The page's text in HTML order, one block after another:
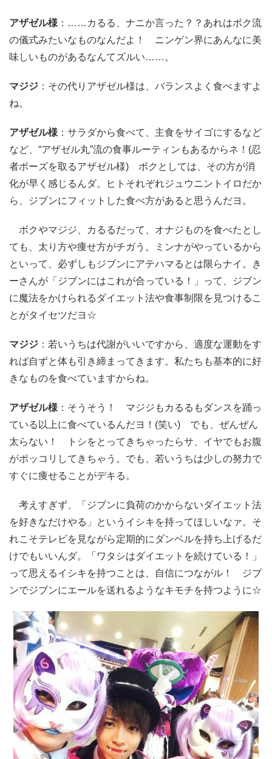
アザゼル様 ：……カるる、ナニか言った？？あれはボク流
の儀式みたいなものなんだよ！ ニンゲン界にあんなに美
味しいものがあるなんてズルい……。
マジジ ：その代りアザゼル様は、バランスよく食べますよ
ね。
アザゼル様 ：サラダから食べて、主食をサイゴにするなど
など、“アザゼル丸”流の食事ルーティンもあるからネ！(忍
者ポーズを取るアザゼル様) ボクとしては、その方が消
化が早く感じるんダ。ヒトそれぞれジュウニントイロだか
ら、ジブンにフィットした食べ方があると思うんだヨ。
ボクやマジジ、カるるだって、オナジものを食べたとし
ても、太り方や痩せ方がチガう。ミンナがやっているから
といって、必ずしもジブンにアテハマるとは限らナイ。き
ーさんが「ジブンにはこれが合っている！」って、ジブン
に魔法をかけられるダイエット法や食事制限を見つけるこ
とがタイセツだヨ☆
マジジ ：若いうちは代謝がいいですから、適度な運動をす
れば自ずと体も引き締まってきます。私たちも基本的に好
きなものを食べていますからね。
アザゼル様 ：そうそう！ マジジもカるるもダンスを踊っ
ている以上に食べているんだヨ！(笑い) でも、ぜんぜん
太らない！ トシをとってきちゃったらサ、イヤでもお腹
がポッコリしてきちゃう。でも、若いうちは少しの努力で
すぐに痩せることがデキる。
考えすぎず、「ジブンに負荷のかからないダイエット法
を好きなだけやる」というイシキを持ってほしいなァ。そ
れこそテレビを見ながら定期的にダンベルを持ち上げるだ
けでもいいんダ。「ワタシはダイエットを続けている！」
って思えるイシキを持つことは、自信につながル！ ジブ
ンでジブンにエールを送れるようなキモチを持つように☆